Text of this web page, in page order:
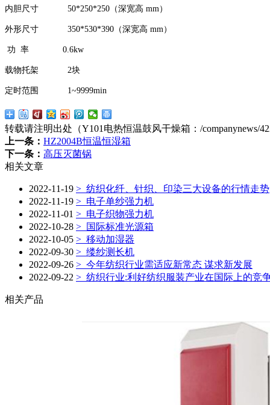
内胆尺寸 50*250*250（深宽高 mm
外形尺寸 350*530*390（深宽高 mm
功 率 0.6kw
载物托架 2块
定时范围 1~9999min
转载请注明出处（Y101电热恒温鼓风干燥箱： /companynews/
上一条： HZ2004B恒温恒湿箱
下一条： 高压灭菌锅
相关文章
2022-11-19 > 纺织化纤、针织、印染三大设备的行情走势
2022-11-19 > 电子单纱强力机
2022-11-01 > 电子织物强力机
2022-10-28 > 国际标准光源箱
2022-10-05 > 移动加湿器
2022-09-30 > 缕纱测长机
2022-09-26 > 今年纺织行业需适应新常态 谋求新发展
2022-09-22 > 纺织行业:利好纺织服装产业在国际上的竞
相关产品